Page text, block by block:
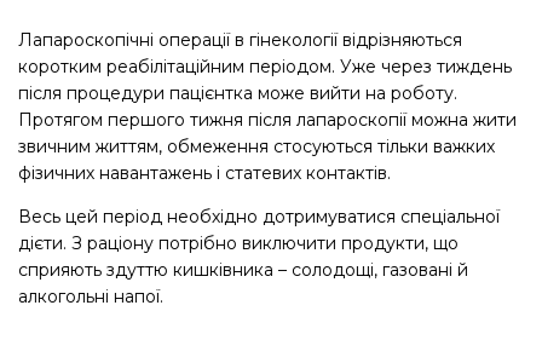
Лапароскопічні операції в гінекології відрізняються
коротким реабілітаційним періодом. Уже через тиждень
після процедури пацієнтка може вийти на роботу.
Протягом першого тижня після лапароскопії можна жити
звичним життям, обмеження стосуються тільки важких
фізичних навантажень і статевих контактів.
Весь цей період необхідно дотримуватися спеціальної
дієти. З раціону потрібно виключити продукти, що
сприяють здуттю кишківника – солодощі, газовані й
алкогольні напої.